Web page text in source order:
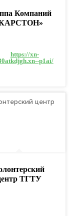
Компаний
https://xn-
p1ai/
ТГТУ